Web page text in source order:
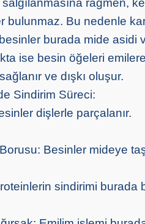
rağmen,
bulunmaz. Bu nedenle
burada mide asidi
ise besin öğeleri
ve dışkı oluşur.
Sindirim Süreci:
dişlerle parçalanır.
Besinler mideye
sindirimi burada